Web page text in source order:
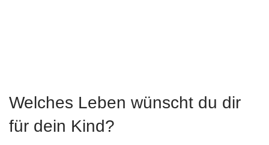
Welches Leben wünscht du dir
für dein Kind?